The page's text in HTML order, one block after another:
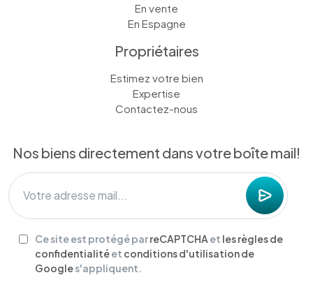
En vente
En Espagne
Propriétaires
Estimez votre bien
Expertise
Contactez-nous
Nos biens directement dans votre boîte mail!
Ce site est protégé parreCAPTCHA et les règles de
confidentialitéet conditions d'utilisation de
Googles'appliquent.